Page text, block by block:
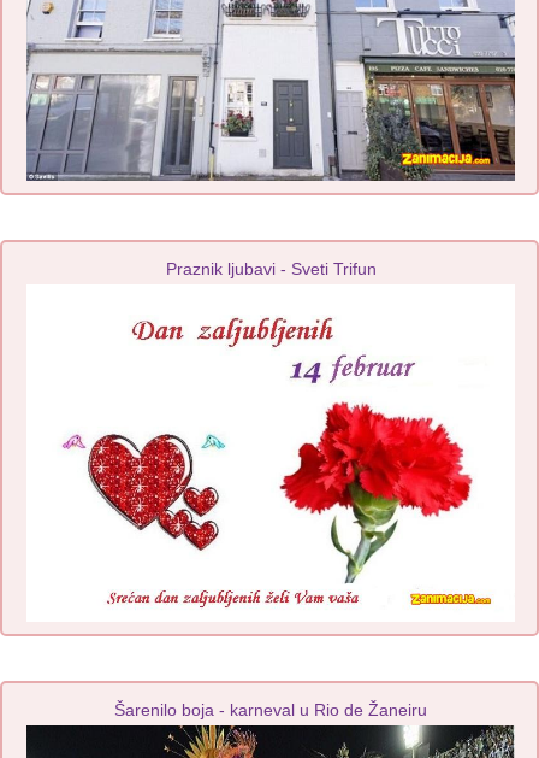
Praznik ljubavi - Sveti Trifun
Šarenilo boja - karneval u Rio de Žaneiru